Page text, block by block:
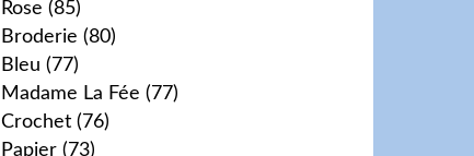
Rose (85)
Broderie (80)
Bleu (77)
Madame La Fée (77)
Crochet (76)
Papier (73)